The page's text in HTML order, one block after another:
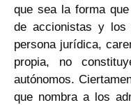
que sea la forma
de accionistas y los
persona jurídica,
propia, no
autónomos.
que nombra a los